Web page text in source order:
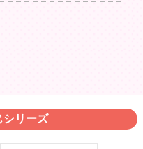
シリーズ